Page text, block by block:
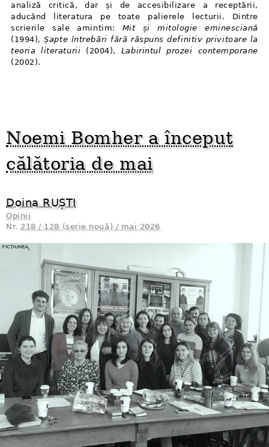
analiză critică, dar și de accesibilizare a receptării,
aducând literatura pe toate palierele lecturii. Dintre
scrierile sale amintim: Mit și mitologie eminesciană
(1994),Șapte întrebări fără răspuns definitiv privitoare la
teoria literaturii (2004), Labirintul prozei contemporane
(2002).
Noemi Bomher a început
călătoria de mai
Doina RUȘTI
Opinii
Nr. 218 / 128 (serie nouă) / mai 2026